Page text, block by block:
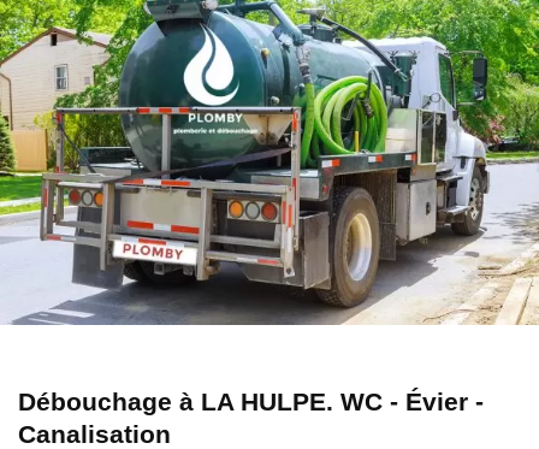
Débouchage à LA HULPE. WC - Évier -
Canalisation